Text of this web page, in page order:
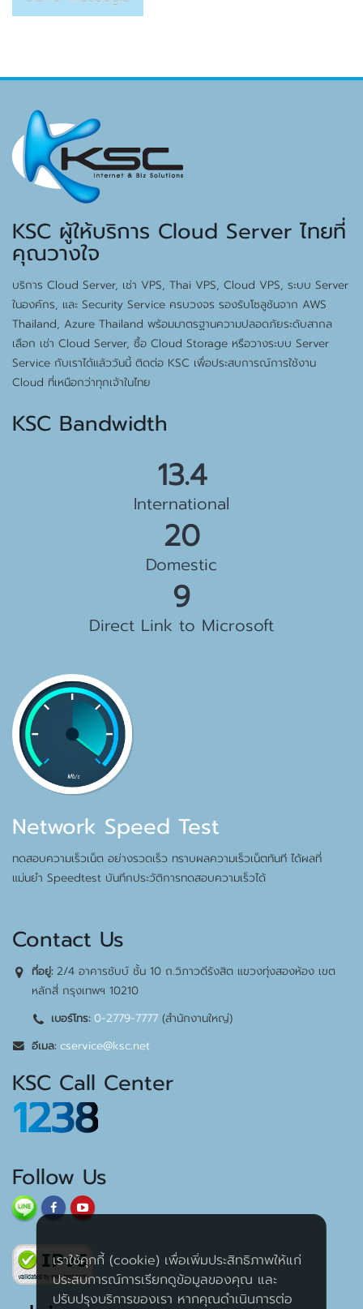
KSC ผู้ให้บริการ Cloud Server ไทยที่
คุณวางใจ
บริการ Cloud Server, เช่า VPS, Thai VPS, Cloud VPS, ระบบ Server
ในองค์กร, และ Security Service ครบวงจร รองรับโซลูชันจาก AWS
Thailand, Azure Thailand พร้อมมาตรฐานความปลอดภัยระดับสากล
เลือก เช่า Cloud Server, ซื้อ Cloud Storage หรือวางระบบ Server
Service กับเราได้แล้ววันนี้ ติดต่อ KSC เพื่อประสบการณ์การใช้งาน
Cloud ที่เหนือกว่าทุกเจ้าในไทย
KSC Bandwidth
15.0
International
22
Domestic
10
Direct Link to Microsoft
Network Speed Test
ทดสอบความเร็วเน็ต อย่างรวดเร็ว ทราบผลความเร็วเน็ตทันที ได้ผลที่
แม่นยำ Speedtest บันทึกประวัติการทดสอบความเร็วได้
Contact Us
ที่อยู่:2/4 อาคารชับบ์ ชั้น 10 ถ.วิภาวดีรังสิต แขวงทุ่งสองห้อง เขต
หลักสี่ กรุงเทพฯ 10210
เบอร์โทร: 0-2779-7777 (สำนักงานใหญ่)
อีเมล: cservice@ksc.net
KSC Call Center
1238
Follow Us
เราใช้คุกกี้ (cookie) เพื่อเพิ่มประสิทธิภาพให้แก่
ประสบการณ์การเรียกดูข้อมูลของคุณ และ
ปรับปรุงบริการของเรา หากคุณดำเนินการต่อ